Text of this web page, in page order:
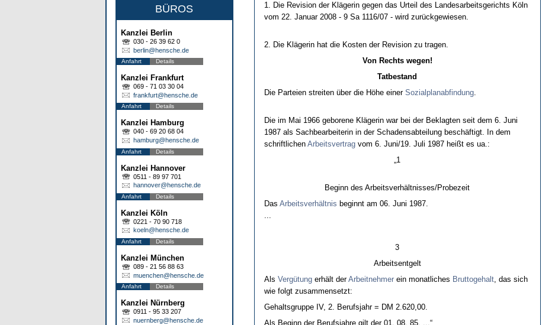
BÜROS
Kanzlei Berlin
030 - 26 39 62 0
berlin@hensche.de
Anfahrt Details
Kanzlei Frankfurt
069 - 71 03 30 04
frankfurt@hensche.de
Anfahrt Details
Kanzlei Hamburg
040 - 69 20 68 04
hamburg@hensche.de
Anfahrt Details
Kanzlei Hannover
0511 - 89 97 701
hannover@hensche.de
Anfahrt Details
Kanzlei Köln
0221 - 70 90 718
koeln@hensche.de
Anfahrt Details
Kanzlei München
089 - 21 56 88 63
muenchen@hensche.de
Anfahrt Details
Kanzlei Nürnberg
0911 - 95 33 207
nuernberg@hensche.de
1. Die Re­vi­si­on der Kläge­rin ge­gen das Ur­teil des Lan­des­ar­beits­ge­richts Köln
vom 22. Ja­nu­ar 2008 - 9 Sa 1116/07 - wird zurück­ge­wie­sen.
2. Die Kläge­rin hat die Kos­ten der Re­vi­si­on zu tra­gen.
Von Rechts we­gen!
Tat­be­stand
Die Par­tei­en strei­ten über die Höhe ei­ner So­zi­al­plan­ab­fin­dung.
Die im Mai 1966 ge­bo­re­ne Kläge­rin war bei der Be­klag­ten seit dem 6. Ju­ni
1987 als Sach­be­ar­bei­te­rin in der Scha­dens­ab­tei­lung beschäftigt. In dem
schrift­li­chen Ar­beits­ver­tragvom 6. Ju­ni/19. Ju­li 1987 heißt es ua.:
„1
Be­ginn des Ar­beits­verhält­nis­ses/Pro­be­zeit
Das Ar­beits­verhält­nis be­ginnt am 06. Ju­ni 1987.
...
3
Ar­beits­ent­gelt
Als Vergütungerhält derAr­beit­neh­merein mo­nat­li­ches Brut­to­ge­halt, das sich
wie folgt zu­sam­men­setzt:
Ge­halts­grup­pe IV, 2. Be­rufs­jahr = DM 2.620,00.
Als Be­ginn der Be­rufs­jah­re gilt der 01. 08. 85. ...“